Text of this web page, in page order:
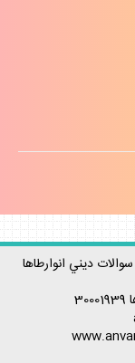
ديني انوارطاها
30001939